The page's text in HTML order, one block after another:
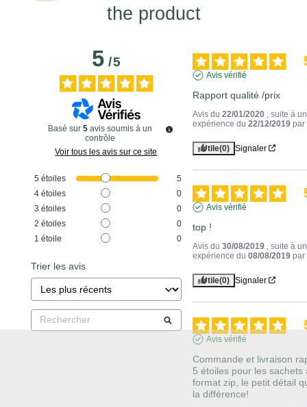
the product
5/5
Basé sur 5 avis soumis à un
contrôle
Voir tous les avis sur ce site
5 étoiles
5
4 étoiles
0
3 étoiles
0
2 étoiles
0
1 étoile 0
Trier les avis
Avis vérifié
Rapport qualité /prix
Avis du22/01/2020
, suite à
expérience du22/12/2019 par
Utile(0) Signaler
Avis vérifié
top !
Avis du30/08/2019
, suite à
expérience du08/08/2019 par
Utile(0) Signaler
Avis vérifié
Commande et livraison
5 étoiles pour les sachets
format zip, le petit détail
la différence!